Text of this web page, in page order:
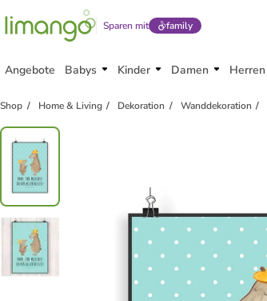
Sparen mit family
Angebote Babys Kinder Damen Herren
Shop Home & Living Dekoration Wanddekoration